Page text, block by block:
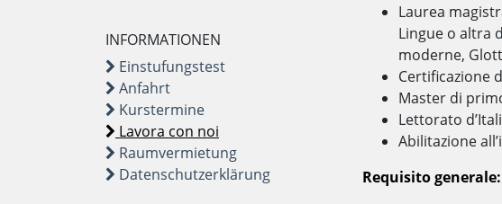
INFORMATIONEN
Einstufungstest
Anfahrt
Kurstermine
Lavora con noi
Raumvermietung
Datenschutzerklärung
Laurea
Lingue o altra
moderne,
Certificazione
Master di
Lettorato
Abilitazione
Requisito generale: